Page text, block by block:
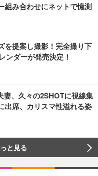
組み合わせにネットで憶測
を提案し撮影！完全撮り下
ンダーが発売決定！
、久々の2SHOTに視線集
出席、カリスマ性溢れる姿
と見る